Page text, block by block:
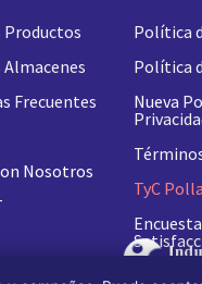
Política
Política
Nueva
TyC
Productos
Frecuentes
Nosotros